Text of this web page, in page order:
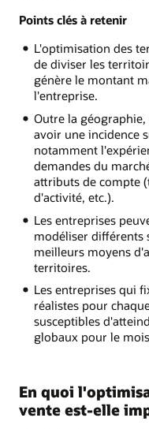
Points clés à retenir
L'optimisation des
de diviser les
génère le montant
l'entreprise.
Outre la
avoir une incidence
notamment
demandes du
attributs de compte
d'activité, etc.).
Les entreprises
modéliser différents
meilleurs moyens
territoires.
Les entreprises qui
réalistes pour
susceptibles
globaux pour le
En quoi
vente est-elle